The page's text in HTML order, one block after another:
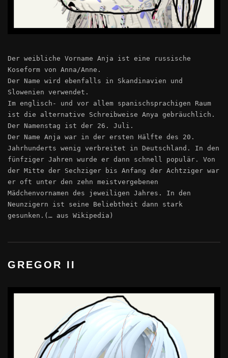
Der weibliche Vorname Anja ist eine russische
Koseform von Anna/Anne.
Der Name wird ebenfalls in Skandinavien und
Slowenien verwendet.
Im englisch- und vor allem spanischsprachigen Raum
ist die alternative Schreibweise Anya gebräuchlich.
Der Namenstag ist der 26. Juli.
Der Name Anja war in der ersten Hälfte des 20.
Jahrhunderts wenig verbreitet in Deutschland. In den
fünfziger Jahren wurde er dann schnell populär. Von
der Mitte der Sechziger bis Anfang der Achtziger war
er oft unter den zehn meistvergebenen
Mädchenvornamen des jeweiligen Jahres. In den
Neunzigern ist seine Beliebtheit dann stark
gesunken.(… aus Wikipedia)
GREGOR II